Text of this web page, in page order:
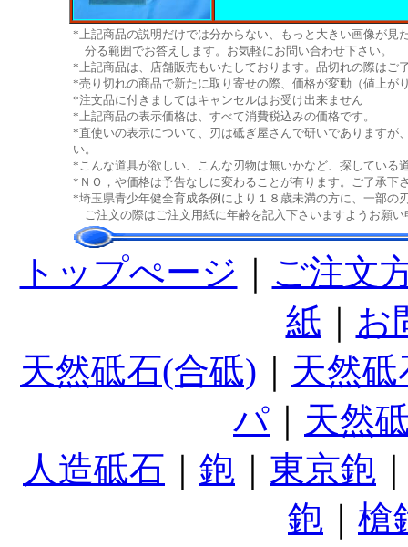
*上記商品の説明だけでは分からない、もっと大きい画像が見
分る範囲でお答えします。お気軽にお問い合わせ下さい。
*上記商品は、店舗販売もいたしております。品切れの際はご
*売り切れの商品で新たに取り寄せの際、価格が変動（値上が
*注文品に付きましてはキャンセルはお受け出来ません
*上記商品の表示価格は、すべて消費税込みの価格です。
*直使いの表示について、刃は砥ぎ屋さんで研いでありますが
い。
*こんな道具が欲しい、こんな刃物は無いかなど、探している
*ＮＯ，や価格は予告なしに変わることが有ります。ご了承下
*埼玉県青少年健全育成条例により１８歳未満の方に、一部の
ご注文の際はご注文用紙に年齢を記入下さいますようお願い
トップぺージ
ご注文
紙
お
天然砥石(合砥)
天然
パ
天然
人造砥石
鉋 東京鉋
鉋
槍